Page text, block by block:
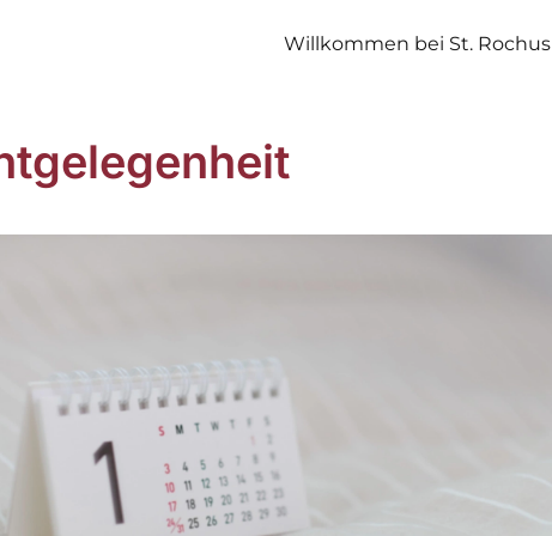
Willkommen bei St. Rochus